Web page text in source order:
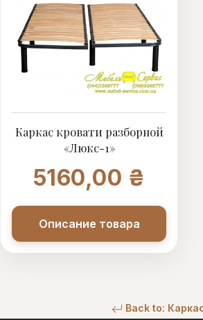
Каркас кровати разборной
«Люкс-1»
5160,00 ₴
Описание товара
Back to: